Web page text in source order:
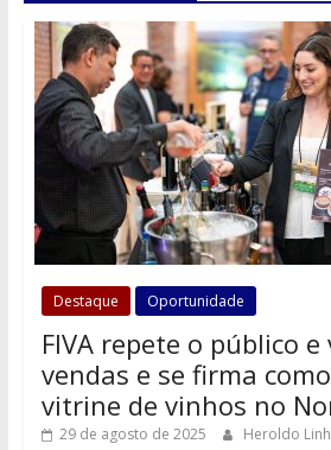
Destaque Oportunidade
FIVA repete o público
vendas e se firma
vitrine de vinhos no
29 de agosto de 2025 Heroldo